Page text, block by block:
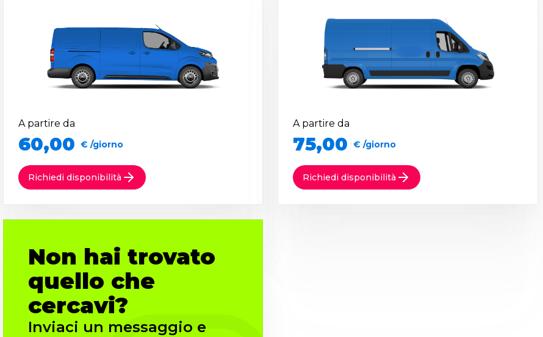
A partire da
60,00 € /giorno
Richiedi disponibilità
A partire da
75,00€ /giorno
Richiedi disponibilità
Non hai trovato
quello che
cercavi?
Inviaci un messaggio e